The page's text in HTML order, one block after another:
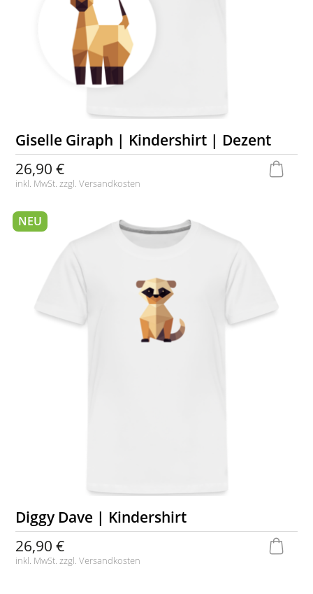
Giselle Giraph | Kindershirt | Dezent
26,90 €
inkl. MwSt. zzgl.Versandkosten
Diggy Dave | Kindershirt
26,90 €
inkl. MwSt. zzgl.Versandkosten
NEU